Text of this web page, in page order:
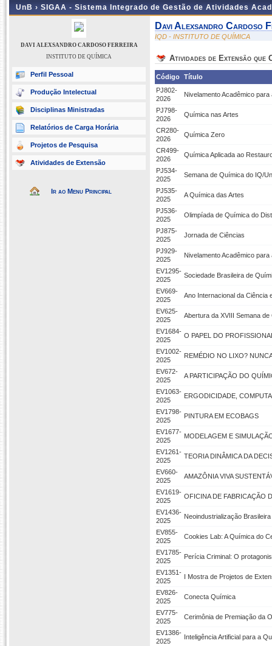
UnB › SIGAA - Sistema Integrado de Gestão de Atividades
DAVI ALEXSANDRO CARDOSO FERREIRA
INSTITUTO DE QUÍMICA
Perfil Pessoal
Produção Intelectual
Disciplinas Ministradas
Relatórios de Carga Horária
Projetos de Pesquisa
Atividades de Extensão
Ir ao Menu Principal
Davi Alexsandro Cardoso
IQD - INSTITUTO DE QUÍMICA
Atividades de Extensão que
Código Título
PJ802-
2026
Nivelamento Acadêmico para
PJ798-
2026
Química nas Artes
CR280-
2026
Química Zero
CR499-
2026
Química Aplicada ao
PJ534-
2025
Semana de Química do IQ/
PJ535-
2025
A Química das Artes
PJ536-
2025
Olimpíada de Química do
PJ875-
2025
Jornada de Ciências
PJ929-
2025
Nivelamento Acadêmico para
EV1295-
2025
Sociedade Brasileira de
EV669-
2025
Ano Internacional da Ciência
EV625-
2025
Abertura da XVIII Semana de
EV1684-
2025
O PAPEL DO
EV1002-
2025
REMÉDIO NO LIXO?
EV672-
2025
A PARTICIPAÇÃO DO
EV1063-
2025
ERGODICIDADE,
EV1798-
2025
PINTURA EM ECOBAGS
EV1677-
2025
MODELAGEM E
EV1261-
2025
TEORIA DINÂMICA DA
EV660-
2025
AMAZÔNIA VIVA
EV1619-
2025
OFICINA DE FABRICAÇÃO
EV1436-
2025
Neoindustrialização
EV855-
2025
Cookies Lab: A Química do
EV1785-
2025
Perícia Criminal: O
EV1351-
2025
I Mostra de Projetos de
EV826-
2025
Conecta Química
EV775-
2025
Cerimônia de Premiação da
EV1386-
2025
Inteligência Artificial para a